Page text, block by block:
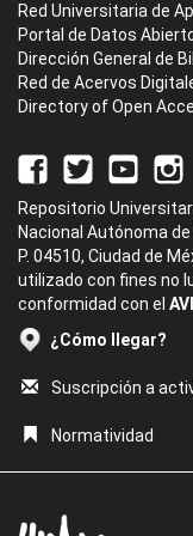
Red Universitaria de
Portal de Datos
Dirección General de
Red de Acervos
Directory of Open
Repositorio
Nacional Autónoma
P. 04510, Ciudad de
utilizado con fines no
conformidad con el
¿Cómo llegar?
Suscripción a
Normatividad